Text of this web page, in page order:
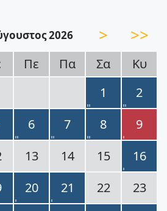
2026 > >>
Πε Πα Σα
Κυ
1
2
6 7 8
9
13 14 15
16
20 21 22
23